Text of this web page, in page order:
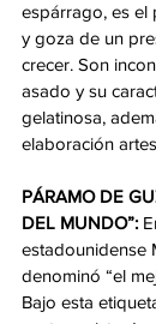
espárrago, es el
y goza de un
crecer. Son
asado y su
gelatinosa,
elaboración
PÁRAMO DE
DEL MUNDO”:
estadounidense
denominó “el
Bajo esta